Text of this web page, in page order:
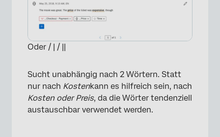
Oder / | / ||
Sucht unabhängig nach 2 Wörtern. Statt
nur nach Kostenkann es hilfreich sein, nach
Kosten oder Preis, da die Wörter tendenziell
austauschbar verwendet werden.